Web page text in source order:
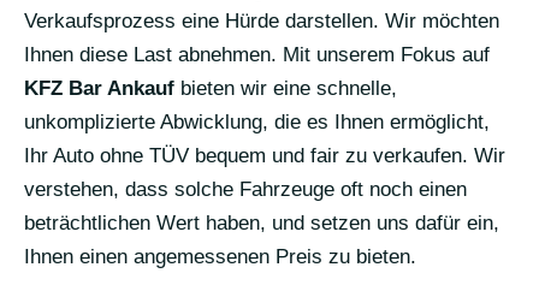
Verkaufsprozess eine Hürde darstellen. Wir möchten
Ihnen diese Last abnehmen. Mit unserem Fokus auf
KFZ Bar Ankauf bieten wir eine schnelle,
unkomplizierte Abwicklung, die es Ihnen ermöglicht,
Ihr Auto ohne TÜV bequem und fair zu verkaufen. Wir
verstehen, dass solche Fahrzeuge oft noch einen
beträchtlichen Wert haben, und setzen uns dafür ein,
Ihnen einen angemessenen Preis zu bieten.